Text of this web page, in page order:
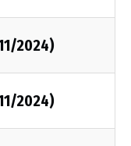
2024)
2024)